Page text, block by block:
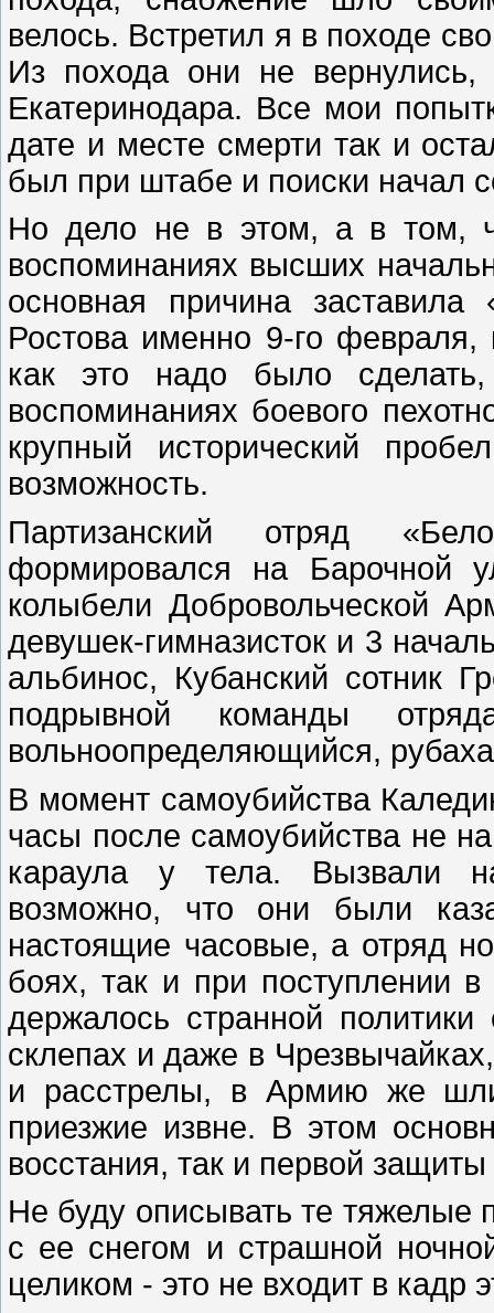
велось. Встретил я в походе
Из похода они не
Екатеринодара. Все мои
дате и месте смерти так и
был при штабе и поиски начал
Но дело не в этом, а в том,
воспоминаниях высших
основная причина
Ростова именно 9-го
как это надо было
воспоминаниях боевого
крупный исторический
возможность.
Партизанский отряд
формировался на Барочной
колыбели Добровольческой
девушек-гимназисток и 3
альбинос, Кубанский сотник
подрывной команды
вольноопределяющийся,
В момент самоубийства
часы после самоубийства не
караула у тела. Вызвали
возможно, что они были
настоящие часовые, а отряд
боях, так и при поступлении
держалось странной
склепах и даже в
и расстрелы, в Армию же
приезжие извне. В этом
восстания, так и первой
Не буду описывать те тяжелые
с ее снегом и страшной
целиком - это не входит в кадр